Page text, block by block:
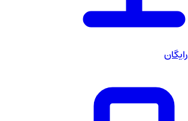
رایگان